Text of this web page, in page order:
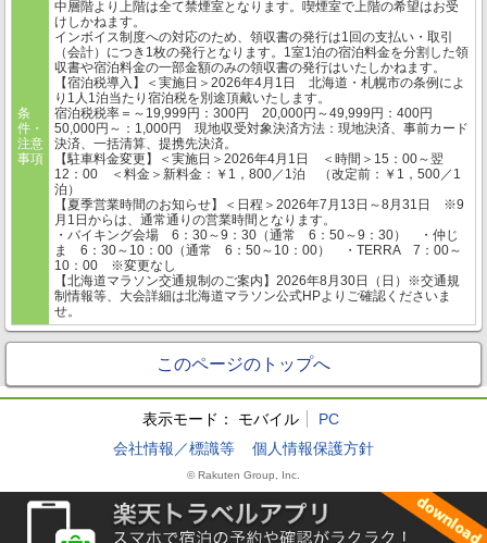
条
件・
注意
事項
中層階より上階は全て禁煙室となります。喫煙室で上階の希望はお受
けしかねます。
インボイス制度への対応のため、領収書の発行は1回の支払い・取引
（会計）につき1枚の発行となります。1室1泊の宿泊料金を分割した領
収書や宿泊料金の一部金額のみの領収書の発行はいたしかねます。
【宿泊税導入】＜実施日＞2026年4月1日 北海道・札幌市の条例によ
り1人1泊当たり宿泊税を別途頂戴いたします。
宿泊税税率＝～19,999円：300円 20,000円～49,999円：400円
50,000円～：1,000円 現地収受対象決済方法：現地決済、事前カード
決済、一括清算、提携先決済。
【駐車料金変更】＜実施日＞2026年4月1日 ＜時間＞15：00～翌
12：00 ＜料金＞新料金：￥1，800／1泊 （改定前：￥1，500／1
泊）
【夏季営業時間のお知らせ】＜日程＞2026年7月13日～8月31日 ※9
月1日からは、通常通りの営業時間となります。
・バイキング会場 6：30～9：30（通常 6：50～9：30） ・仲じ
ま 6：30～10：00（通常 6：50～10：00） ・TERRA 7：00～
10：00 ※変更なし
【北海道マラソン交通規制のご案内】2026年8月30日（日）※交通規
制情報等、大会詳細は北海道マラソン公式HPよりご確認くださいま
せ。
このページのトップへ
表示モード： モバイル
PC
会社情報／標識等
個人情報保護方針
© Rakuten Group, Inc.